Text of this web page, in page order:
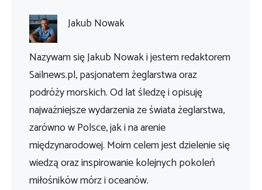
Jakub Nowak
Nazywam się Jakub Nowak i jestem redaktorem
Sailnews.pl, pasjonatem żeglarstwa oraz
podróży morskich. Od lat śledzę i opisuję
najważniejsze wydarzenia ze świata żeglarstwa,
zarówno w Polsce, jak i na arenie
międzynarodowej. Moim celem jest dzielenie się
wiedzą oraz inspirowanie kolejnych pokoleń
miłośników mórz i oceanów.